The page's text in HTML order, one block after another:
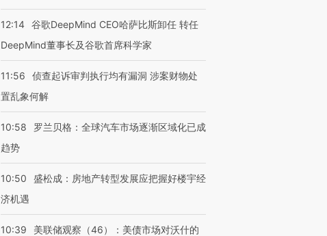
12:14 谷歌DeepMind CEO哈萨比斯卸任 转任
DeepMind董事长及谷歌首席科学家
11:56
侦查起诉审判执行均有漏洞 涉案财物处
置乱象何解
10:58
罗兰贝格：全球汽车市场逐渐区域化已成
趋势
10:50
盛松成：房地产转型发展应把握好楼宇经
济机遇
10:39
美联储观察（46）：美债市场对沃什的